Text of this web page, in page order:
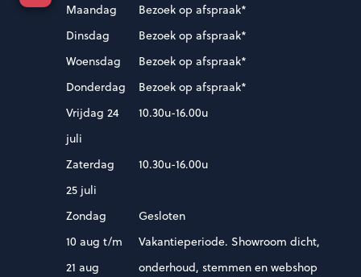
Maandag
Bezoek op afspraak*
Dinsdag
Bezoek op afspraak*
Woensdag
Bezoek op afspraak*
Donderdag
Bezoek op afspraak*
Vrijdag 24
juli
10.30u-16.00u
Zaterdag
25 juli
10.30u-16.00u
Zondag
Gesloten
10 aug t/m
21 aug
Vakantieperiode. Showroom dicht,
onderhoud, stemmen en webshop